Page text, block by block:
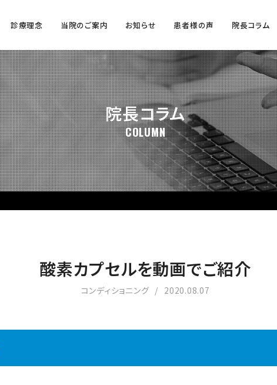
診療理念 当院のご案内 お知らせ 患者様の声 院長コラム
院長コラム
COLUMN
酸素カプセルを動画でご紹介
コンディショニング 2020.08.07